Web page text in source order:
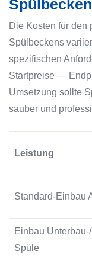
Die Kosten für
Spülbeckens
spezifischen
Startpreise —
Umsetzung sollte
sauber und
Leistung
Standard-Einbau
Einbau
Spüle